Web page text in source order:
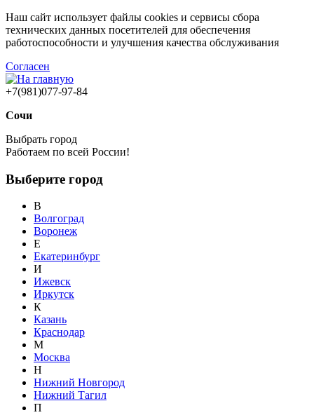
Наш сайт использует файлы cookies и сервисы сбора
технических данных посетителей для обеспечения
работоспособности и улучшения качества обслуживания
Согласен
+7(981)077-97-84
Сочи
Выбрать город
Работаем по всей России!
Выберите город
В
Волгоград
Воронеж
Е
Екатеринбург
И
Ижевск
Иркутск
К
Казань
Краснодар
М
Москва
Н
Нижний Новгород
Нижний Тагил
П